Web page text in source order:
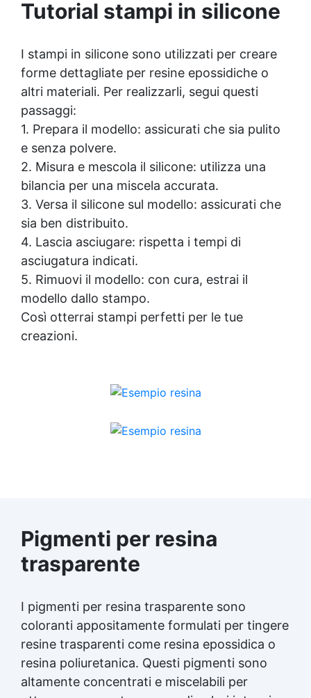
Tutorial stampi in silicone
I stampi in silicone sono utilizzati per creare
forme dettagliate per resine epossidiche o
altri materiali. Per realizzarli, segui questi
passaggi:
1. Prepara il modello: assicurati che sia pulito
e senza polvere.
2. Misura e mescola il silicone: utilizza una
bilancia per una miscela accurata.
3. Versa il silicone sul modello: assicurati che
sia ben distribuito.
4. Lascia asciugare: rispetta i tempi di
asciugatura indicati.
5. Rimuovi il modello: con cura, estrai il
modello dallo stampo.
Così otterrai stampi perfetti per le tue
creazioni.
Pigmenti per resina
trasparente
I pigmenti per resina trasparente sono
coloranti appositamente formulati per tingere
resine trasparenti come resina epossidica o
resina poliuretanica. Questi pigmenti sono
altamente concentrati e miscelabili per